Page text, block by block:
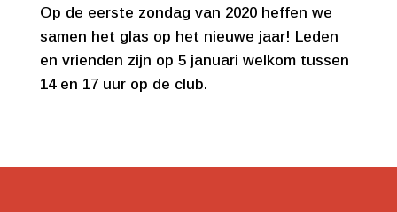
Op de eerste zondag van 2020 heffen we
samen het glas op het nieuwe jaar! Leden
en vrienden zijn op 5 januari welkom tussen
14 en 17 uur op de club.